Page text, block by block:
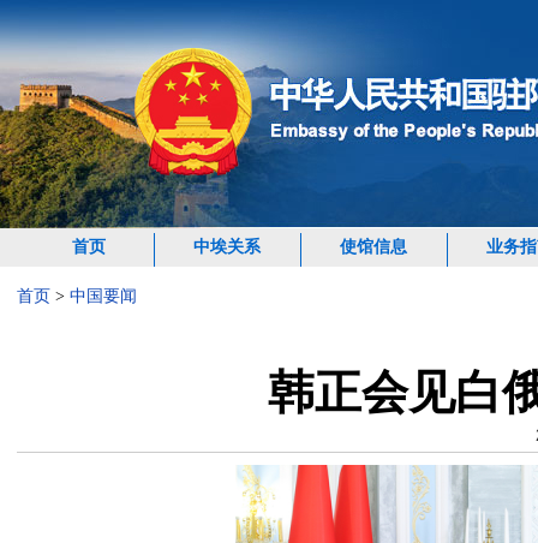
首页 中埃关系 使馆信息 业务
首页 > 中国要闻
韩正会见白